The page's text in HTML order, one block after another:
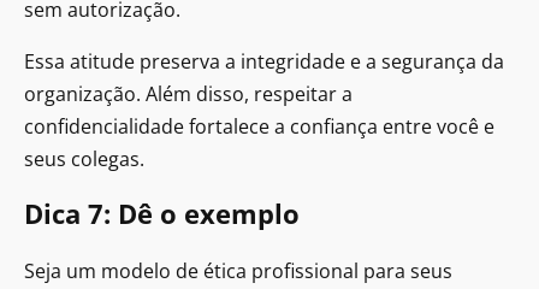
sem autorização.
Essa atitude preserva a integridade e a segurança da
organização. Além disso, respeitar a
confidencialidade fortalece a confiança entre você e
seus colegas.
Dica 7: Dê o exemplo
Seja um modelo de ética profissional para seus